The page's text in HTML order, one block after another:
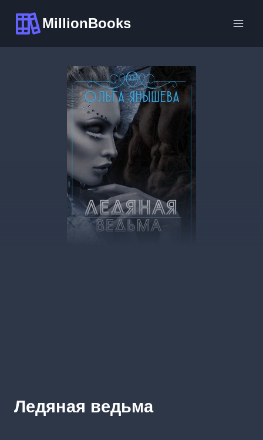
содержимому
MillionBooks
Ледяная ведьма